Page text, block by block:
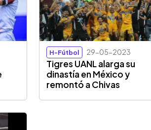
H-Fútbol 29-05-2023
Tigres UANL alarga su
dinastía en México y
remontó a Chivas